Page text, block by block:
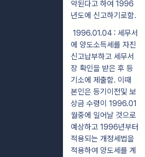
약된다고 하여 1996
년도에 신고하기로함.
1996.01.04 : 세무서
에 양도소득세를 자진
신고납부하고 세무서
장 확인을 받은 후 등
기소에 제출함. 이때
본인은 등기이전및 보
상금 수령이 1996.01
월중에 일어날 것으로
예상하고 1996년부터
적용되는 개정세법을
적용하여 양도세를 계